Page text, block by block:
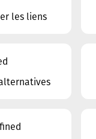
30
31
les liens